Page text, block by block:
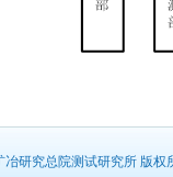
冶研究总院测试研究所 版